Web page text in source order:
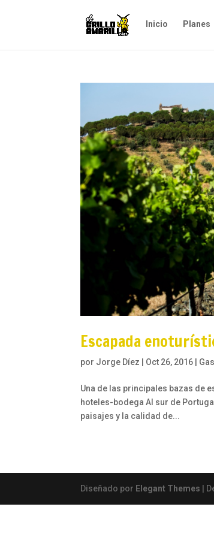
Inicio Planes
Escapada
por Jorge Díez Oct 26, 2016
Una de las principales bazas de
hoteles-bodega Al sur de
paisajes y la calidad de...
Diseñado por Elegant Themes |